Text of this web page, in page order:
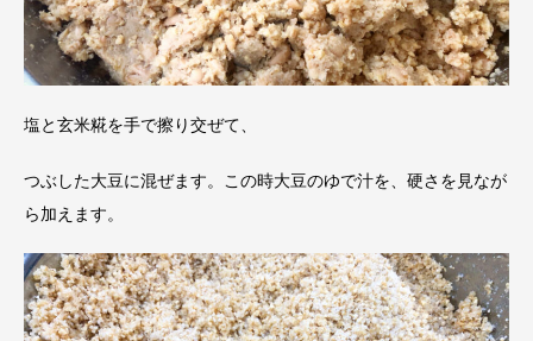
塩と玄米糀を手で擦り交ぜて、
つぶした大豆に混ぜます。この時大豆のゆで汁を、硬さを見なが
ら加えます。